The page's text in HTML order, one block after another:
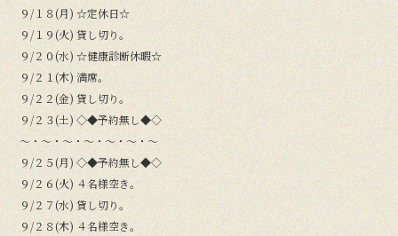
９/１８(月) ☆定休日☆
９/１９(火) 貸し切り。
９/２０(水) ☆健康診断休暇☆
９/２１(木) 満席。
９/２２(金) 貸し切り。
９/２３(土) ◇◆予約無し◆◇
〜・〜・〜・〜・〜・〜・〜
９/２５(月) ◇◆予約無し◆◇
９/２６(火) ４名様空き。
９/２７(水) 貸し切り。
９/２８(木) ４名様空き。